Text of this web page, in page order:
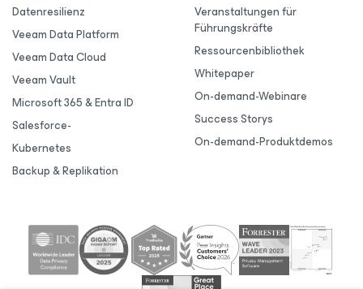
Datenresilienz
Veeam Data Platform
Veeam Data Cloud
Veeam Vault
Microsoft 365 & Entra ID
Salesforce-
Kubernetes
Backup & Replikation
Veranstaltungen für
Führungskräfte
Ressourcenbibliothek
Whitepaper
On-demand-Webinare
Success Storys
On-demand-Produktdemos